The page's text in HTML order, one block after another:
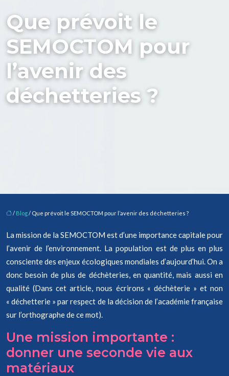
Que prévoit le
SEMOCTOM pour
l’avenir des
déchetteries ?
/ Blog/ Que prévoit le SEMOCTOM pour l’avenir des déchetteries ?
La mission de la SEMOCTOM est d’une importance capitale pour
l’avenir de l’environnement. La population est de plus en plus
consciente des enjeux écologiques mondiales d’aujourd’hui. On a
donc besoin de plus de déchèteries, en quantité, mais aussi en
qualité (Dans cet article, nous écrirons « déchèterie » et non
« déchetterie » par respect de la décision de l’académie française
sur l’orthographe de ce mot).
Une mission importante :
donner une seconde vie aux
matériaux